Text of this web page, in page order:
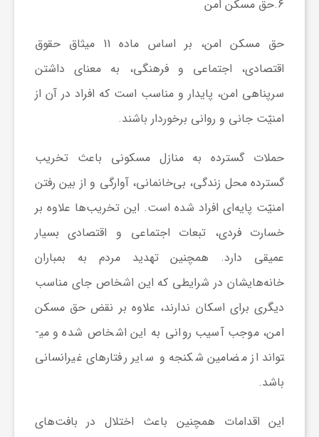
6.حق مسکن امن
حق مسکن امن، بر اساس ماده 11 میثاق حقوق
اقتصادی، اجتماعی و فرهنگی، به معنای داشتن
سرپناهی امن، پایدار و مناسب است که افراد در آن از
امنیّت جانی و روانی برخوردار باشند.
حملات گسترده به منازل مسکونی باعث تخریب
گسترده محل زندگی، بی‌خانمانی، آوارگی و از بین رفتن
امنیّت پایه‌ای افراد شده است. این تخریب‌ها علاوه بر
خسارت فردی، تبعات اجتماعی و اقتصادی بسیار
عمیقی دارد. همچنین تهدید مردم به بمباران
خانه‌هایشان در شرایطی که این اشخاص جای مناسب
دیگری برای اسکان ندارند، علاوه بر نقض حق مسکن
امن، موجب آسیب روانی به این اشخاص شده و می­
تواند از مضامین شکنجه و سایر رفتارهای غیرانسانی
باشد.
این اقدامات همچنین باعث اختلال در بافت‌های